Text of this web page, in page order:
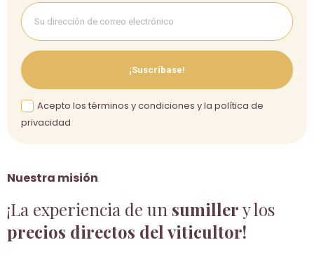
Nuestra misión
¡La experiencia de un sumillery los
precios directos del viticultor!
¡Suscríbase!
Acepto los términos y condiciones y la política de
privacidad